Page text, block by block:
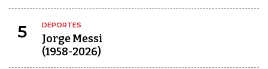
5 DEPORTES
Jorge Messi
(1958-2026)